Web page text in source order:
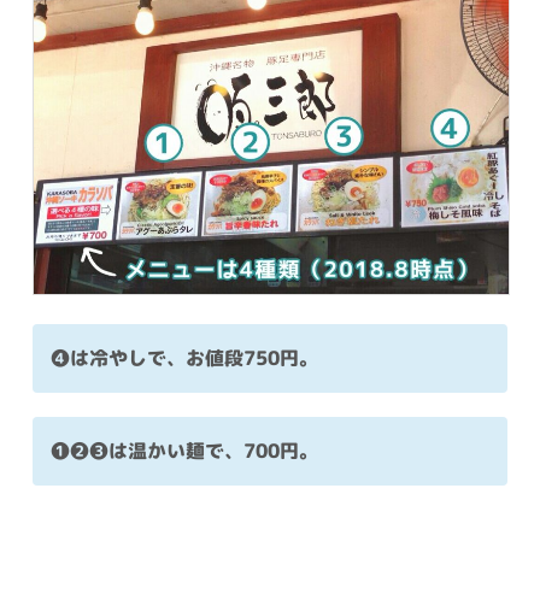
❹は冷やしで、お値段750円。
❶❷❸は温かい麺で、700円。